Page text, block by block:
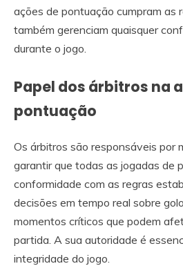
ações de pontuação cumpram as
também gerenciam quaisquer
durante o jogo.
Papel dos árbitros na
pontuação
Os árbitros são responsáveis por
garantir que todas as jogadas de
conformidade com as regras
decisões em tempo real sobre
momentos críticos que podem
partida. A sua autoridade é
integridade do jogo.